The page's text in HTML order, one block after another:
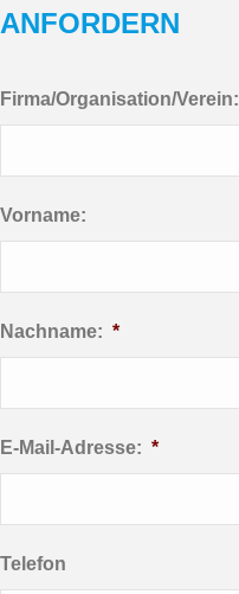
ANFORDERN
Firma/Organisation/Verein:
Vorname:
Nachname: *
E-Mail-Adresse: *
Telefon